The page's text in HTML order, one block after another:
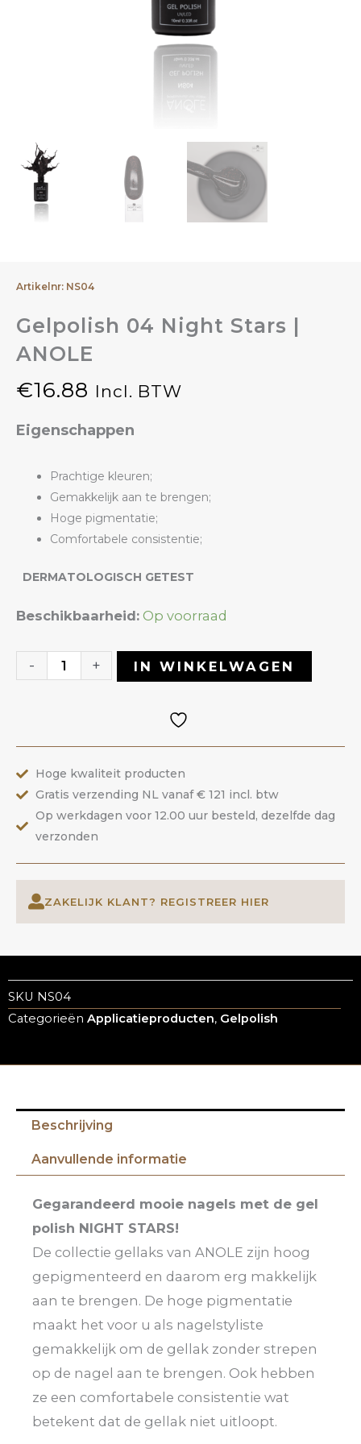
Artikelnr: NS04
Gelpolish 04 Night Stars |
ANOLE
€16.88 Incl. BTW
Eigenschappen
Prachtige kleuren;
Gemakkelijk aan te brengen;
Hoge pigmentatie;
Comfortabele consistentie;
DERMATOLOGISCH GETEST
Beschikbaarheid: Op voorraad
-
Gelpolish
Night
+ IN WINKELWAGEN
Hoge kwaliteit producten
Gratis verzending NL vanaf € 121 incl. btw
Op werkdagen voor 12.00 uur besteld, dezelfde dag
verzonden
ZAKELIJK KLANT? REGISTREER HIER
SKU NS04
Categorieën Applicatieproducten, Gelpolish
Beschrijving
Aanvullende informatie
Gegarandeerd mooie nagels met de gel
polish NIGHT STARS!
De collectie gellaks van ANOLE zijn hoog
gepigmenteerd en daarom erg makkelijk
aan te brengen. De hoge pigmentatie
maakt het voor u als nagelstyliste
gemakkelijk om de gellak zonder strepen
op de nagel aan te brengen. Ook hebben
ze een comfortabele consistentie wat
betekent dat de gellak niet uitloopt.